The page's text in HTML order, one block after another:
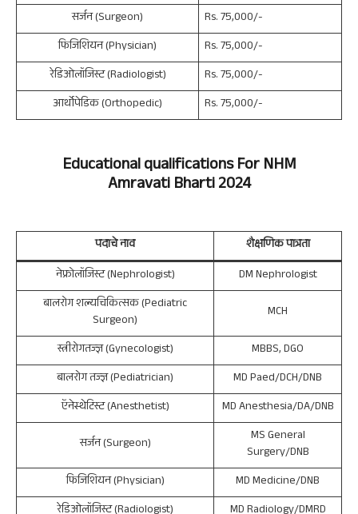
सर्जन (Surgeon)
Rs. 75,000/-
फिजिशियन (Physician)
Rs. 75,000/-
रेडिओलॉजिस्ट (Radiologist)
Rs. 75,000/-
आर्थोपेडिक (Orthopedic)
Rs. 75,000/-
Educational qualifications ForNHM
AmravatiBharti 2024
पदाचे नाव
शैक्षणिक पात्रता
नेफ्रोलॉजिस्ट (Nephrologist)
DM Nephrologist
बालरोग शल्यचिकित्सक (Pediatric
Surgeon)
MCH
स्त्रीरोगतज्ज्ञ (Gynecologist)
MBBS, DGO
बालरोग तज्ज्ञ (Pediatrician)
MD Paed/DCH/DNB
ऍनेस्थेटिस्ट (Anesthetist)
MD Anesthesia/DA/DNB
सर्जन (Surgeon)
MS General
Surgery/DNB
फिजिशियन (Physician)
MD Medicine/DNB